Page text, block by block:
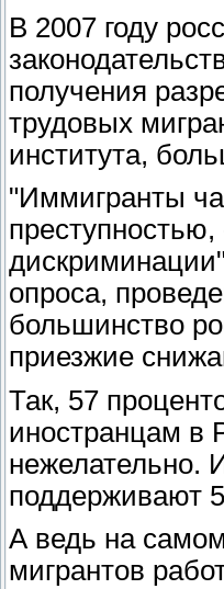
В 2007 году
получения
трудовых
института,
"Иммигранты
опроса,
большинство
приезжие
Так, 57
иностранцам в
нежелательно.
поддерживают
А ведь на
мигрантов